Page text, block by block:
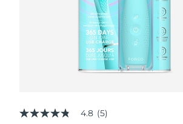
4.8
4.8 (5)